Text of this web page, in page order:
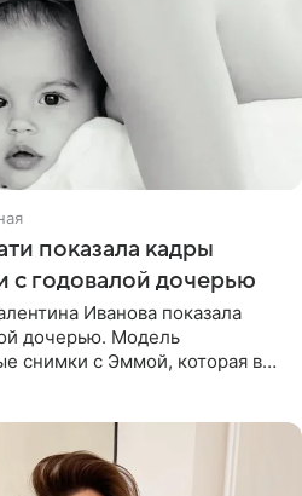
показала кадры
с годовалой дочерью
Иванова показала
дочерью. Модель
снимки с Эммой, которая в